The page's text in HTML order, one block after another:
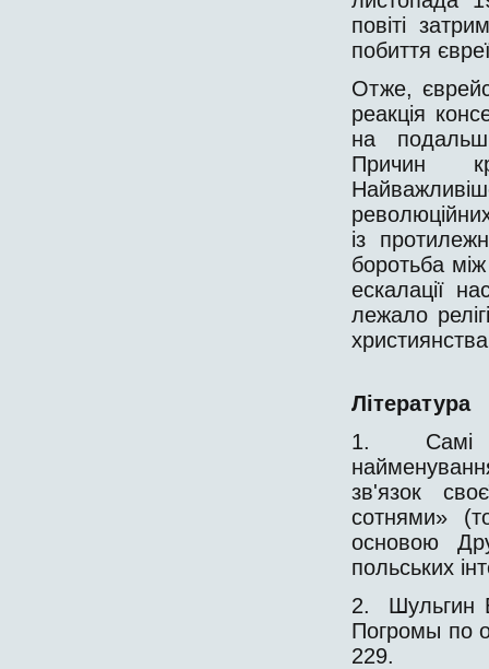
повіті
побиття
Отже,
реакція
на
Причин
із
боротьба
ескалації
лежало
Література
1. Самі
зв'язок
сотнями»
основою
польських
2. Шульгин
Погромы по
229.